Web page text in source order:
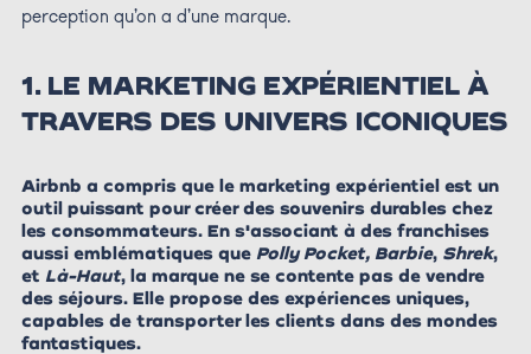
perception qu’on a d’une marque.
1. LE MARKETING EXPÉRIENTIEL À
TRAVERS DES UNIVERS ICONIQUES
Airbnb a compris que le marketing expérientiel est un
outil puissant pour créer des souvenirs durables chez
les consommateurs. En s'associant à des franchises
aussi emblématiques que Polly Pocket, Barbie, Shrek,
et Là-Haut, la marque ne se contente pas de vendre
des séjours. Elle propose des expériences uniques,
capables de transporter les clients dans des mondes
fantastiques.